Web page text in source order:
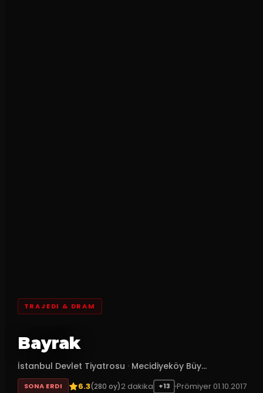
TRAJEDI & DRAM
Bayrak
İstanbul Devlet Tiyatrosu · Mecidiyeköy Büy...
SONA ERDI 6.3(280 oy)2 dakika +13 Prömiyer 01.10.2017